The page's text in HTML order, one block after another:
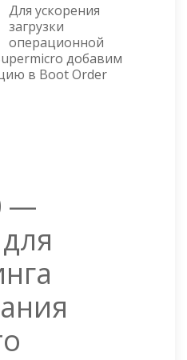
ДОБАВЛЯЕМ
UEFI
ОПЦИЮ
В
BOOT
Для ускорения
загрузки
операционной
добавим
в Boot Order
—